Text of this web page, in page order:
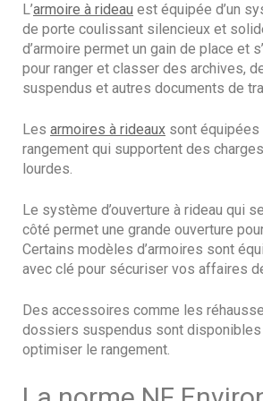
L’armoire à rideau est équipée d’un
de porte coulissant silencieux et
d’armoire permet un gain de place et
pour ranger et classer des archives,
suspendus et autres documents de
Les armoires à rideaux sont
rangement qui supportent des
lourdes.
Le système d’ouverture à rideau qui
côté permet une grande ouverture
Certains modèles d’armoires sont
avec clé pour sécuriser vos affaires
Des accessoires comme les
dossiers suspendus sont disponibles
optimiser le rangement.